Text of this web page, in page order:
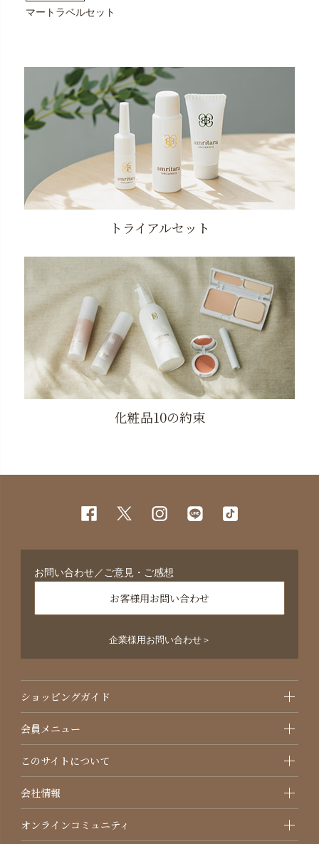
マートラベルセット
トライアルセット
化粧品10の約束
お問い合わせ／ご意見・ご感想
お客様用お問い合わせ
企業様用お問い合わせ＞
ショッピングガイド
会員メニュー
このサイトについて
会社情報
オンラインコミュニティ